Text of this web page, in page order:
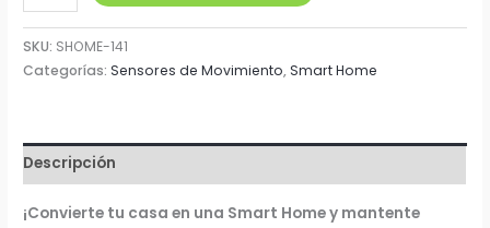
de
Movimiento
WiFi
SKU: SHOME-141
Categorías:Sensores de Movimiento,Smart Home
Descripción
¡Convierte tu casa en una Smart Home y mantente